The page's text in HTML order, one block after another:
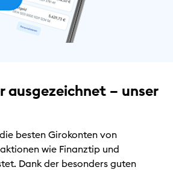
ausgezeichnet – unser
besten Girokonten von
wie Finanztip und
Dank der besonders guten